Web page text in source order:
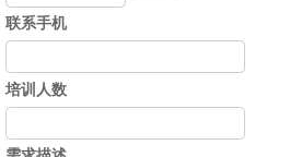
联系手机
培训人数